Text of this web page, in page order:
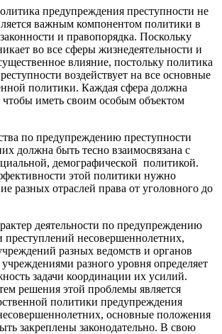
предупреждения преступности не
важным компонентом политики в
и правопорядка. Поскольку
во все сферы жизнедеятельности и
влияние, постольку политика
воздействует на все основные
политики. Каждая сфера должна
чтобы иметь своим особым объектом
по предупреждению преступности
должна быть тесно взаимосвязана с
демографической политикой.
этой политики нужно
разных отраслей права от уголовного до
деятельности по предупреждению
несовершеннолетних,
разных ведомств и органов
разного уровня определяет
задачи координации их усилий.
решения этой проблемы является
политики предупреждения
основные положения
закреплены законодательно. В свою